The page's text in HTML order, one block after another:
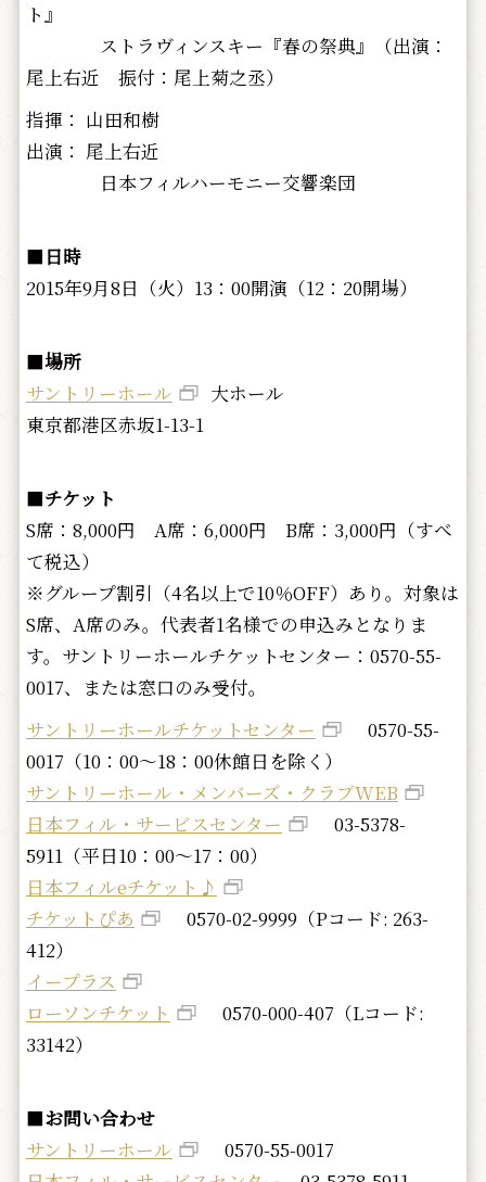
ト』
ストラヴィンスキー『春の祭典』（出演：
尾上右近 振付：尾上菊之丞）
指揮： 山田和樹
出演： 尾上右近
日本フィルハーモニー交響楽団
■ 日時
2015年9月8日（火）13：00開演（12：20開場）
■場所
サントリーホール
大ホール
東京都港区赤坂1-13-1
■チケット
S席：8,000円 A席：6,000円 B席：3,000円（すべ
て税込）
※グループ割引（4名以上で10％OFF）あり。対象は
S席、A席のみ。代表者1名様での申込みとなりま
す。サントリーホールチケットセンター：0570-55-
0017、または窓口のみ受付。
サントリーホールチケットセンター
0570-55-
0017（10：00～18：00休館日を除く）
サントリーホール・メンバーズ・クラブWEB
日本フィル・サービスセンター
03-5378-
5911（平日10：00～17：00）
日本フィルeチケット♪
チケットぴあ
0570-02-9999（Pコード: 263-
412）
イープラス
ローソンチケット
0570-000-407（Lコード:
33142）
■お問い合わせ
サントリーホール
0570-55-0017